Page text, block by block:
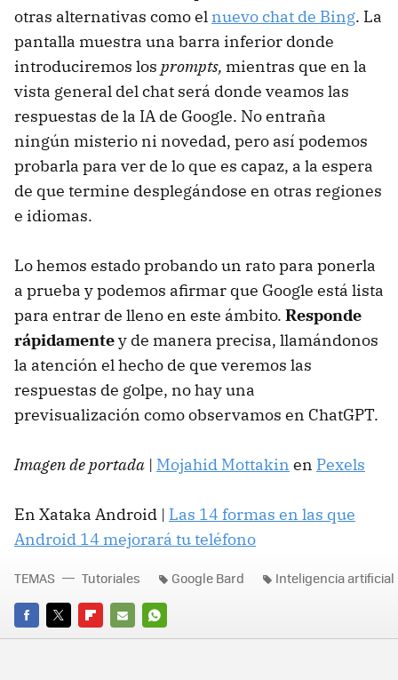
otras alternativas como el nuevo chat de Bing. La
pantalla muestra una barra inferior donde
introduciremos los prompts, mientras que en la
vista general del chat será donde veamos las
respuestas de la IA de Google. No entraña
ningún misterio ni novedad, pero así podemos
probarla para ver de lo que es capaz, a la espera
de que termine desplegándose en otras regiones
e idiomas.
Lo hemos estado probando un rato para ponerla
a prueba y podemos afirmar que Google está lista
para entrar de lleno en este ámbito. Responde
rápidamentey de manera precisa, llamándonos
la atención el hecho de que veremos las
respuestas de golpe, no hay una
previsualización como observamos en ChatGPT.
Imagen de portada | Mojahid Mottakin en Pexels
En Xataka Android | Las 14 formas en las que
Android 14 mejorará tu teléfono
FACEBOOK
TWITTERFLIPBOARD
E-
WHATSAPP
TEMAS Tutoriales Google Bard Inteligencia artificial